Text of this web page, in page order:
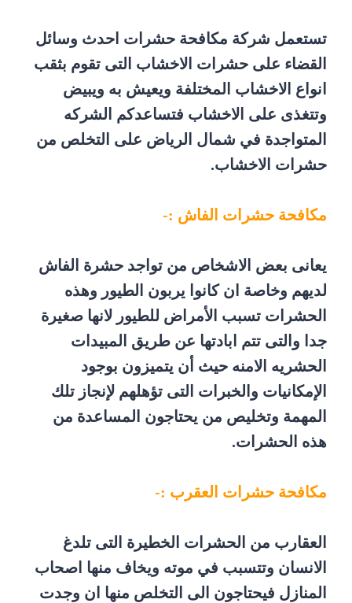
تستعمل شركة مكافحة حشرات احدث وسائل
القضاء على حشرات الاخشاب التى تقوم بثقب
انواع الاخشاب المختلفة ويعيش به ويبيض
وتتغذى على الاخشاب فتساعدكم الشركه
المتواجدة في شمال الرياض على التخلص من
حشرات الاخشاب.
مكافحة حشرات الفاش :-
يعانى بعض الاشخاص من تواجد حشرة الفاش
لديهم وخاصة ان كانوا يربون الطيور وهذه
الحشرات تسبب الأمراض للطيور لانها صغيرة
جدا والتى تتم ابادتها عن طريق المبيدات
الحشريه الامنه حيث أن يتميزون بوجود
الإمكانيات والخبرات التى تؤهلهم لإنجاز تلك
المهمة وتخليص من يحتاجون المساعدة من
هذه الحشرات.
مكافحة حشرات العقرب :-
العقارب من الحشرات الخطيرة التى تلدغ
الانسان وتتسبب في موته ويخاف منها اصحاب
المنازل فيحتاجون الى التخلص منها ان وجدت